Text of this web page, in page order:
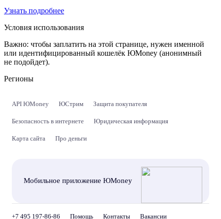
Узнать подробнее
Условия использования
Важно: чтобы заплатить на этой странице, нужен именной
или идентифицированный кошелёк ЮMoney (анонимный
не подойдет).
Регионы
API ЮMoney ЮСтрим Защита покупателя
Безопасность в интернете Юридическая информация
Карта сайта Про деньги
Мобильное приложение ЮMoney
+7 495 197-86-86 Помощь Контакты Вакансии